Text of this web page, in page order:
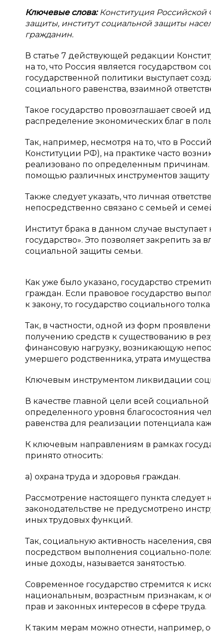
Ключевые слова: Конституция
защиты, институт социальной защиты
гражданин.
В статье 7 действующей редакции
на то, что Россия является государством
государственной политики выступает
социального равенства, взаимной
Такое государство провозглашает своей
распределение экономических благ в
Так, например, несмотря на то, что в
Конституции РФ), на практике часто
реализовано по определенным причинам.
помощью различных инструментов защиту
Также следует указать, что личная
непосредственно связано с семьей и
Институт брака в данном случае
государство». Это позволяет закрепить
социальной защиты семьи.
Как уже было указано, государство
граждан. Если правовое государство
к закону, то государство социального
Так, в частности, одной из форм
получению средств к существованию в
финансовую нагрузку, возникающую
умершего родственника, утрата
Ключевым инструментом ликвидации
В качестве главной цели всей
определенного уровня благосостояния
равенства для реализации потенциала
К ключевым направлениям в рамках
принято относить:
а) охрана труда и здоровья граждан.
Рассмотрение настоящего пункта следует
законодательстве не предусмотрено
иных трудовых функций.
Так, социальную активность населения,
посредством выполнения социально-
иные доходы, называется занятостью.
Современное государство стремится к
национальным, возрастным признакам, к
прав и законных интересов в сфере труда.
К таким мерам можно отнести, например,